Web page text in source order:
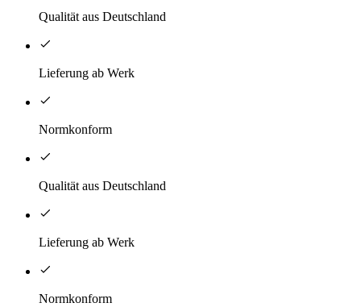
Qualität aus Deutschland
Lieferung ab Werk
Normkonform
Qualität aus Deutschland
Lieferung ab Werk
Normkonform